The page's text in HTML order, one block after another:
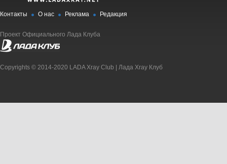
Контакты О нас Реклама Редакция
Проект Официального Лада Клуба
Copyrights © 2014-2020 LADA Xray Club | Лада Xray Клуб